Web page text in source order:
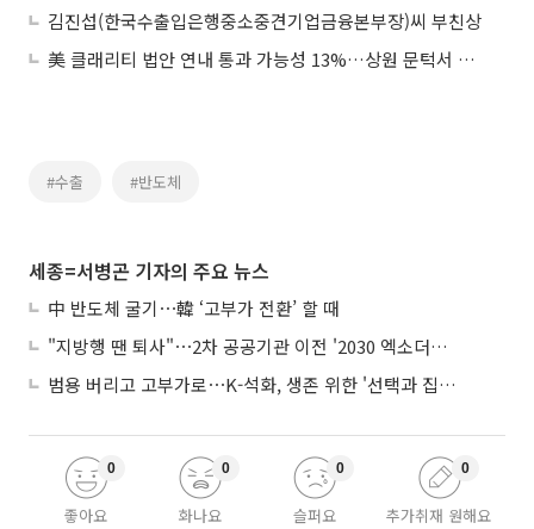
김진섭(한국수출입은행중소중견기업금융본부장)씨 부친상
美 클래리티 법안 연내 통과 가능성 13%…상원 문턱서 제동
#수출 #반도체
세종=서병곤 기자의 주요 뉴스
中 반도체 굴기⋯韓 ‘고부가 전환’ 할 때
"지방행 땐 퇴사"⋯2차 공공기관 이전 '2030 엑소더스' 뇌관
범용 버리고 고부가로⋯K-석화, 생존 위한 '선택과 집중'
좋아요
0
화나요
0
슬퍼요
0
추가취재 원해요
0